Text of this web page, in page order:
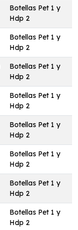
Botellas Pet 1 y
Hdp 2
Botellas Pet 1 y
Hdp 2
Botellas Pet 1 y
Hdp 2
Botellas Pet 1 y
Hdp 2
Botellas Pet 1 y
Hdp 2
Botellas Pet 1 y
Hdp 2
Botellas Pet 1 y
Hdp 2
Botellas Pet 1 y
Hdp 2